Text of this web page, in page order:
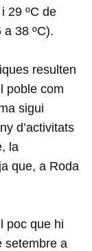
29 ºC de
38 ºC).
resulten
poble com
sigui
d’activitats
la
que, a Roda
poc que hi
setembre a